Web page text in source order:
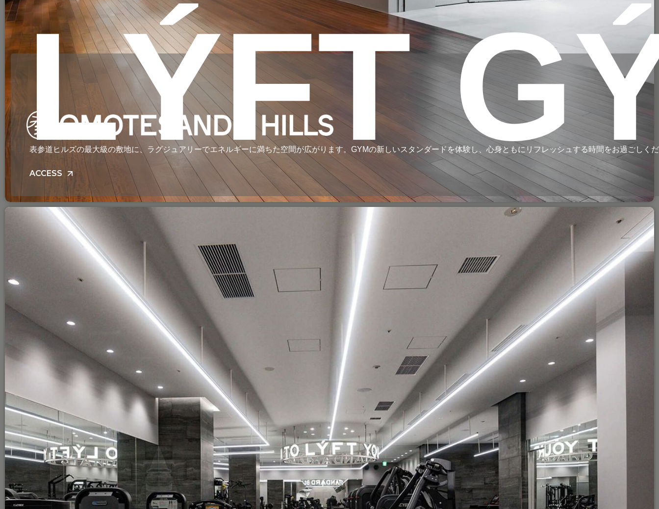
LÝFT
表参道ヒルズの最大級の敷地に、ラグジュアリーでエネルギーに満ちた空間が広がります。GYMの新しいスタンダードを体験し、心身ともにリフレッシュする時間をお過ごしく
ACCESS